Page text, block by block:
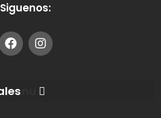
Siguenos:
Menu